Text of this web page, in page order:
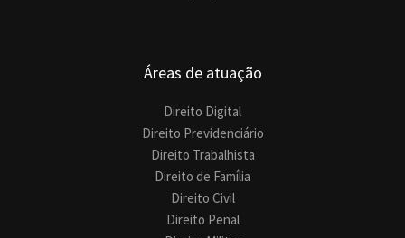
Áreas de atuação
Direito Digital
Direito Previdenciário
Direito Trabalhista
Direito de Família
Direito Civil
Direito Penal